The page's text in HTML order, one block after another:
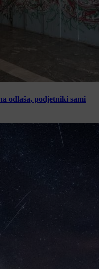
odlaša, podjetniki sami